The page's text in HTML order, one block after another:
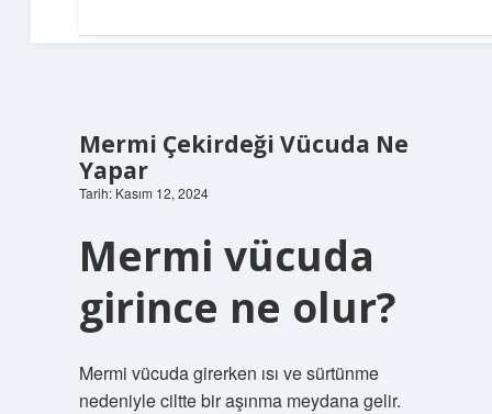
Mermi Çekirdeği Vücuda Ne
Yapar
Tarih: Kasım 12, 2024
Mermi vücuda
girince ne olur?
Mermi vücuda girerken ısı ve sürtünme
nedeniyle ciltte bir aşınma meydana gelir.